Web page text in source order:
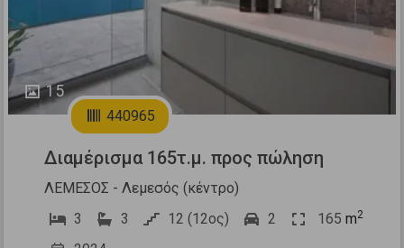
15
440965
Διαμέρισμα 165τ.μ. προς πώληση
ΛΕΜΕΣΟΣ - Λεμεσός (κέντρο)
3
3 12 (12ος) 2 165 m2